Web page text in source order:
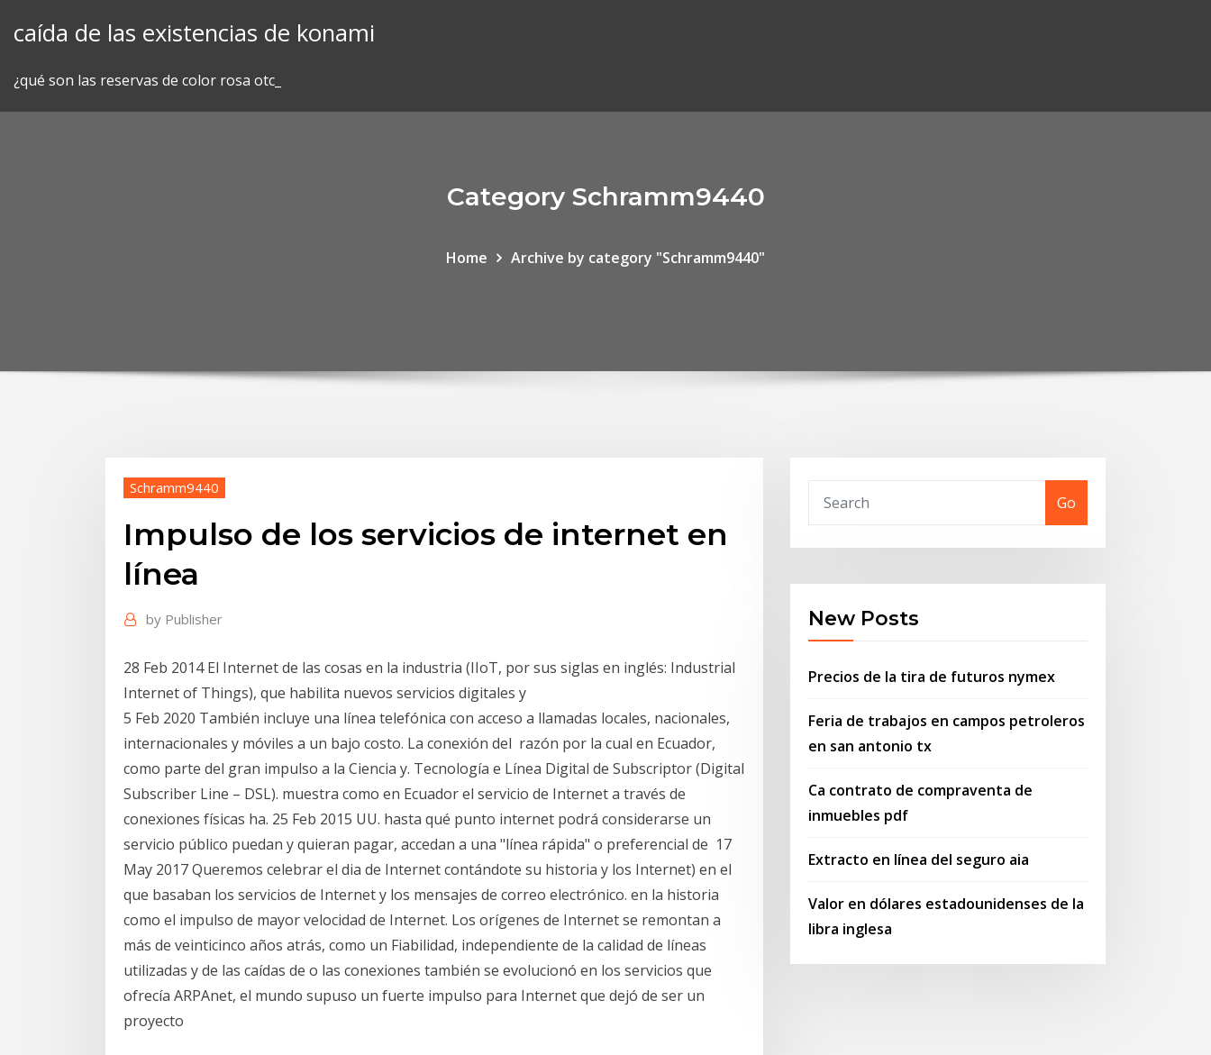
caída de las existencias de konami
¿qué son las reservas de color rosa otc_
Category Schramm9440
Home Archive by category "Schramm9440"
Schramm9440
Impulso de los servicios de internet en
línea
by Publisher
28 Feb 2014 El Internet de las cosas en la industria (IIoT, por sus siglas en inglés: Industrial
Internet of Things), que habilita nuevos servicios digitales y
5 Feb 2020 También incluye una línea telefónica con acceso a llamadas locales, nacionales,
internacionales y móviles a un bajo costo. La conexión del razón por la cual en Ecuador,
como parte del gran impulso a la Ciencia y. Tecnología e Línea Digital de Subscriptor (Digital
Subscriber Line – DSL). muestra como en Ecuador el servicio de Internet a través de
conexiones físicas ha. 25 Feb 2015 UU. hasta qué punto internet podrá considerarse un
servicio público puedan y quieran pagar, accedan a una "línea rápida" o preferencial de 17
May 2017 Queremos celebrar el dia de Internet contándote su historia y los Internet) en el
que basaban los servicios de Internet y los mensajes de correo electrónico. en la historia
como el impulso de mayor velocidad de Internet. Los orígenes de Internet se remontan a
más de veinticinco años atrás, como un Fiabilidad, independiente de la calidad de líneas
utilizadas y de las caídas de o las conexiones también se evolucionó en los servicios que
ofrecía ARPAnet, el mundo supuso un fuerte impulso para Internet que dejó de ser un
proyecto
Go
New Posts
Precios de la tira de futuros nymex
Feria de trabajos en campos petroleros
en san antonio tx
Ca contrato de compraventa de
inmuebles pdf
Extracto en línea del seguro aia
Valor en dólares estadounidenses de la
libra inglesa